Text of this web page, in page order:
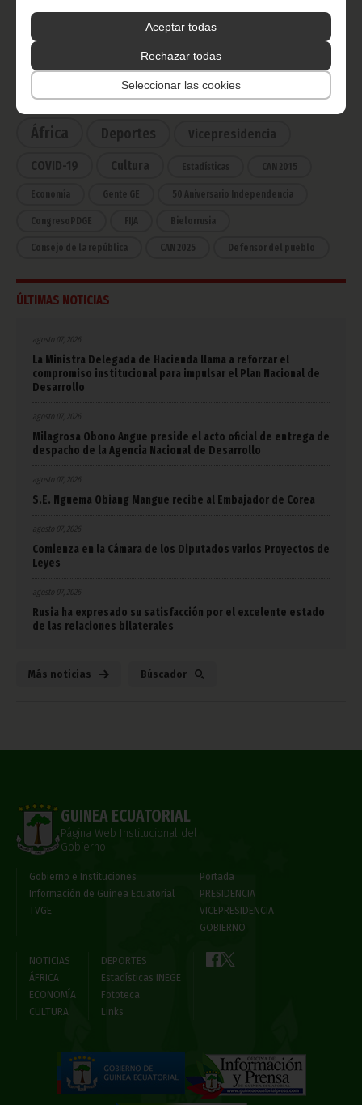
Aceptar todas
Rechazar todas
Seleccionar las cookies
CATEGORÍAS
Noticias Gobierno
Presidencia
África
Deportes Vicepresidencia
COVID-19 Cultura Estadísticas CAN 2015
Economía Gente GE 50 Aniversario Independencia
CongresoPDGE FIJA Bielorrusia
Consejo de la república CAN 2025 Defensor del pueblo
ÚLTIMAS NOTICIAS
agosto 07, 2026
La Ministra Delegada de Hacienda llama a reforzar el
compromiso institucional para impulsar el Plan Nacional de
Desarrollo
agosto 07, 2026
Milagrosa Obono Angue preside el acto oficial de entrega de
despacho de la Agencia Nacional de Desarrollo
agosto 07, 2026
S.E. Nguema Obiang Mangue recibe al Embajador de Corea
agosto 07, 2026
Comienza en la Cámara de los Diputados varios Proyectos de
Leyes
agosto 07, 2026
Rusia ha expresado su satisfacción por el excelente estado
de las relaciones bilaterales
Más noticias Búscador
GUINEA ECUATORIAL
Página Web Institucional del
Gobierno
Gobierno e Instituciones
Información de Guinea Ecuatorial
TVGE
Portada
PRESIDENCIA
VICEPRESIDENCIA
GOBIERNO
NOTICIAS
ÁFRICA
ECONOMÍA
CULTURA
DEPORTES
Estadísticas INEGE
Fototeca
Links